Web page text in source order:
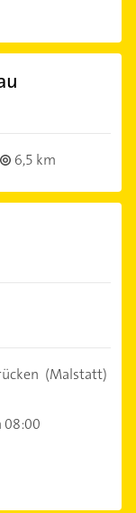
6,5 km
(Malstatt)
08:00